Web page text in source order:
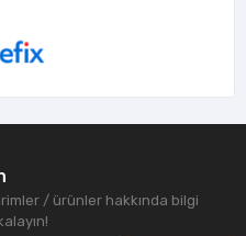
/ ürünler hakkında bilgi